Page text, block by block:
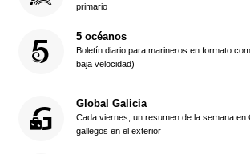
primario
5 océanos
Boletín diario para marineros en formato
baja velocidad)
Global Galicia
Cada viernes, un resumen de la semana en
gallegos en el exterior